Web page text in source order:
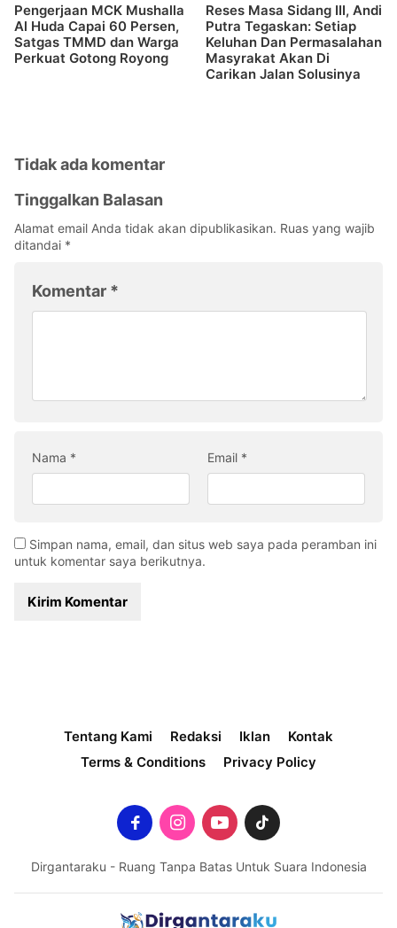
Pengerjaan MCK Mushalla
Al Huda Capai 60 Persen,
Satgas TMMD dan Warga
Perkuat Gotong Royong
Reses Masa Sidang III, Andi
Putra Tegaskan: Setiap
Keluhan Dan Permasalahan
Masyrakat Akan Di
Carikan Jalan Solusinya
Tidak ada komentar
Tinggalkan Balasan
Alamat email Anda tidak akan dipublikasikan. Ruas yang wajib
ditandai *
Komentar *
Nama * Email *
Simpan nama, email, dan situs web saya pada peramban ini
untuk komentar saya berikutnya.
Tentang Kami Redaksi Iklan
Kontak
Terms & Conditions
Privacy Policy
Dirgantaraku - Ruang Tanpa Batas Untuk Suara Indonesia